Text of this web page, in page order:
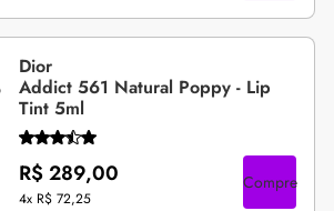
Dior
Addict 561 Natural Poppy - Lip
Tint 5ml
R$ 289,00
4x R$ 72,25
Compre